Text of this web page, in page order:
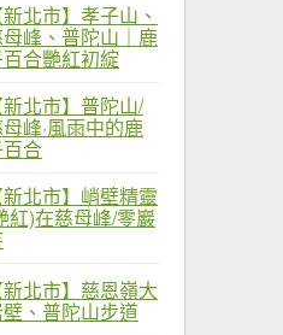
新北市】孝子山、
峰、普陀山｜鹿
合艷紅初綻
新北市】普陀山/
峰·風雨中的鹿
合
新北市】峭壁精靈
紅)在慈母峰/零巖
新北市】慈恩嶺大
、普陀山步道